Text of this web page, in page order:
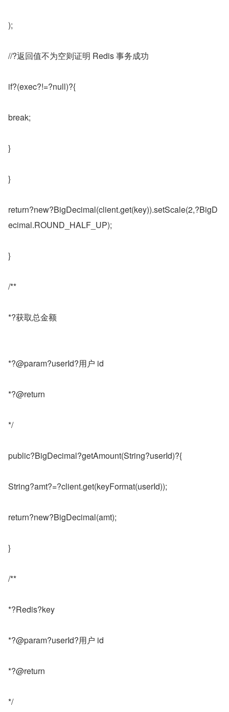
);
//?返回值不为空则证明 Redis 事务成功
if?(exec?!=?null)?{
break;
}
}
return?new?BigDecimal(client.get(key)).setScale(2,?BigD
ecimal.ROUND_HALF_UP);
}
/**
*?获取总金额
*?@param?userId?用户 id
*?@return
*/
public?BigDecimal?getAmount(String?userId)?{
String?amt?=?client.get(keyFormat(userId));
return?new?BigDecimal(amt);
}
/**
*?Redis?key
*?@param?userId?用户 id
*?@return
*/